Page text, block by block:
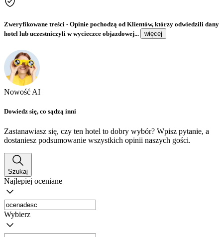
Zweryfikowane treści - Opinie pochodzą od Klientów, którzy odwiedzili dany
hotel lub uczestniczyli w wycieczce objazdowej...
więcej
Nowość AI
Dowiedz się, co sądzą inni
Zastanawiasz się, czy ten hotel to dobry wybór? Wpisz pytanie, a
dostaniesz podsumowanie wszystkich opinii naszych gości.
Szukaj
Najlepiej oceniane
Wybierz